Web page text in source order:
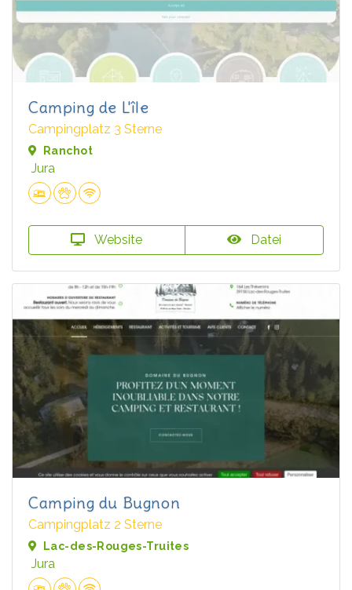
Camping de L'île
Campingplatz 3 Sterne
Ranchot
Jura
Website Datei
Camping du Bugnon
Campingplatz 2 Sterne
Lac-des-Rouges-Truites
Jura